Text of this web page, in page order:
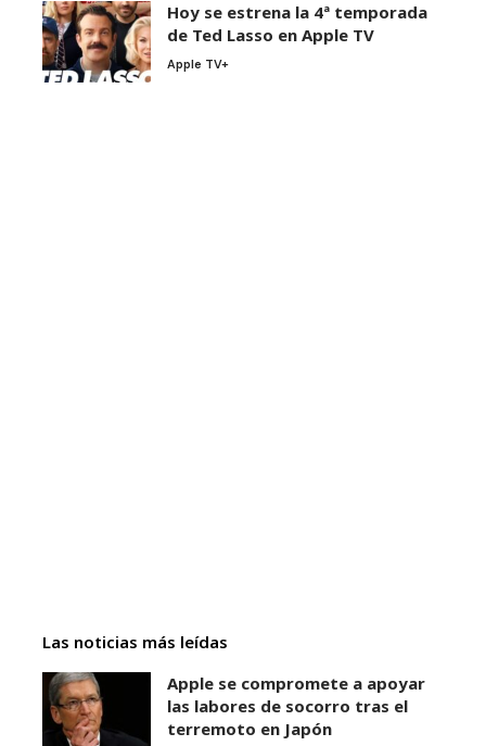
Hoy se estrena la 4ª temporada
de Ted Lasso en Apple TV
Apple TV+
Las noticias más leídas
Apple se compromete a apoyar
las labores de socorro tras el
terremoto en Japón